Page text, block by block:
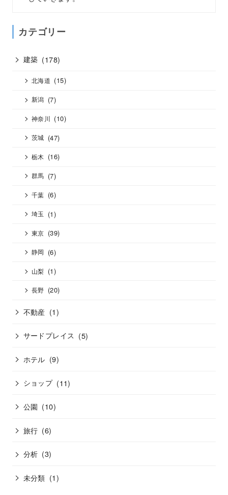
カテゴリー
建築 (178)
北海道 (15)
新潟 (7)
神奈川 (10)
茨城 (47)
栃木 (16)
群馬 (7)
千葉 (6)
埼玉 (1)
東京 (39)
静岡 (6)
山梨 (1)
長野 (20)
不動産 (1)
サードプレイス (5)
ホテル (9)
ショップ (11)
公園 (10)
旅行 (6)
分析 (3)
未分類 (1)